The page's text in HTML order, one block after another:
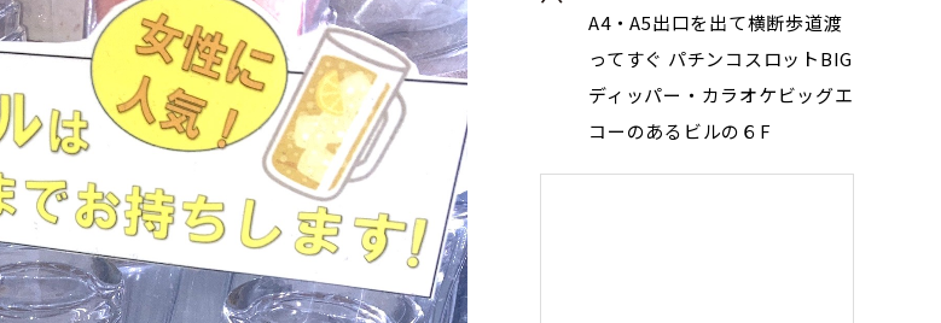
A4・A5出口を出て横断歩道渡
ってすぐ パチンコスロットBIG
ディッパー・カラオケビッグエ
コーのあるビルの６F